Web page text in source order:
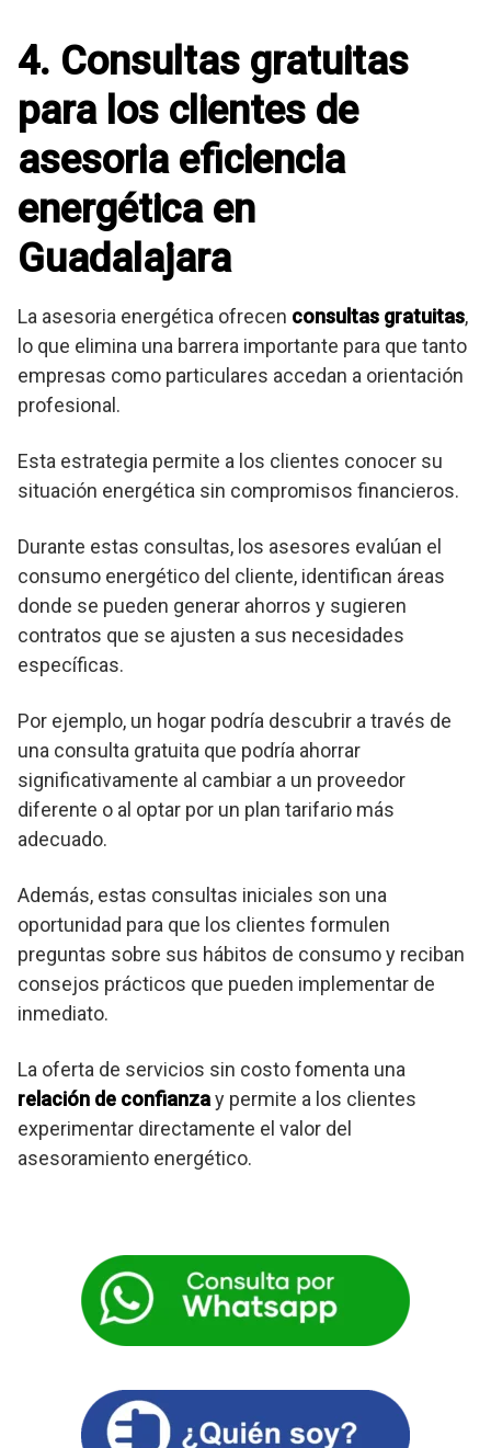
4. Consultas gratuitas
para los clientes de
asesoria eficiencia
energética en
Guadalajara
La asesoria energética ofrecen consultas gratuitas,
lo que elimina una barrera importante para que tanto
empresas como particulares accedan a orientación
profesional.
Esta estrategia permite a los clientes conocer su
situación energética sin compromisos financieros.
Durante estas consultas, los asesores evalúan el
consumo energético del cliente, identifican áreas
donde se pueden generar ahorros y sugieren
contratos que se ajusten a sus necesidades
específicas.
Por ejemplo, un hogar podría descubrir a través de
una consulta gratuita que podría ahorrar
significativamente al cambiar a un proveedor
diferente o al optar por un plan tarifario más
adecuado.
Además, estas consultas iniciales son una
oportunidad para que los clientes formulen
preguntas sobre sus hábitos de consumo y reciban
consejos prácticos que pueden implementar de
inmediato.
La oferta de servicios sin costo fomenta una
relación de confianzay permite a los clientes
experimentar directamente el valor del
asesoramiento energético.